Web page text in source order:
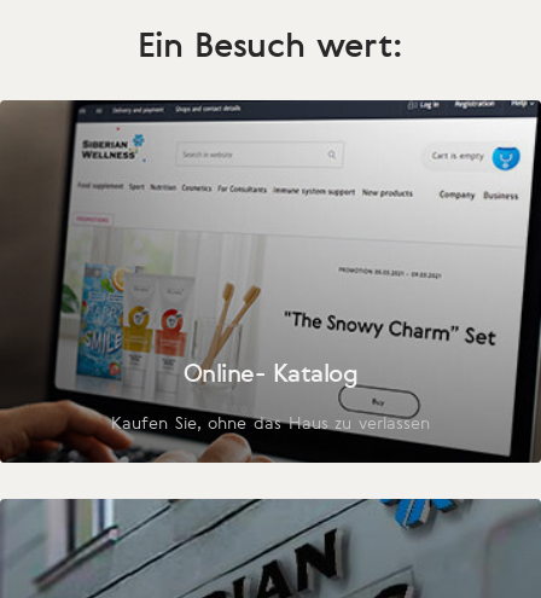
Ein Besuch wert:
Online- Katalog
Kaufen Sie, ohne das Haus zu verlassen